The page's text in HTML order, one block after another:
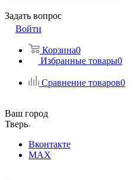
Задать вопрос
Войти
Корзина0
Избранные товары0
Сравнение товаров0
Ваш город
Тверь
Вконтакте
MAX